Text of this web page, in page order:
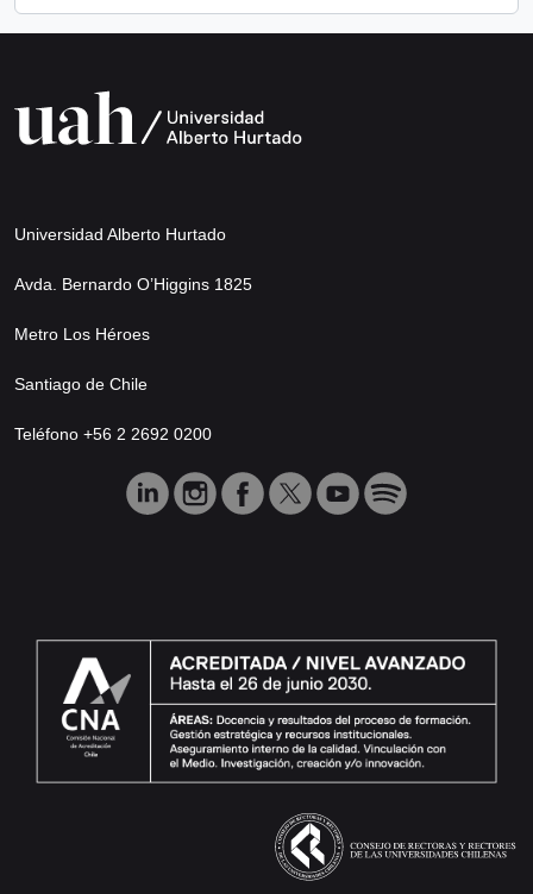
Universidad Alberto Hurtado
Avda. Bernardo O’Higgins 1825
Metro Los Héroes
Santiago de Chile
Teléfono +56 2 2692 0200